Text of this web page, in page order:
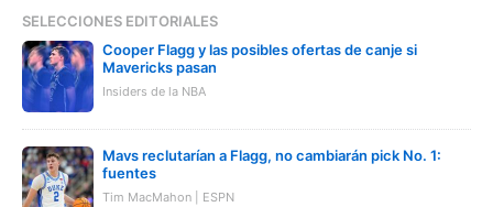
SELECCIONES EDITORIALES
Cooper Flagg y las posibles ofertas de canje si
Mavericks pasan
Insiders de la NBA
Mavs reclutarían a Flagg, no cambiarán pick No. 1:
fuentes
Tim MacMahon | ESPN